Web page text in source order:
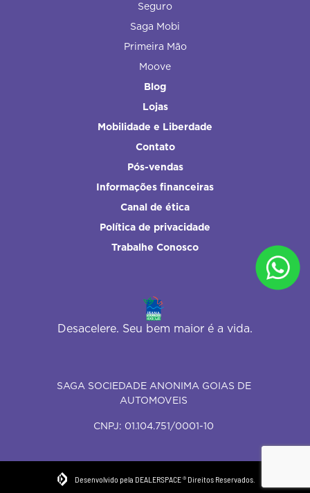
Seguro
Saga Mobi
Primeira Mão
Moove
Blog
Lojas
Mobilidade e Liberdade
Contato
Pós-vendas
Informações financeiras
Canal de ética
Política de privacidade
Trabalhe Conosco
Desacelere. Seu bem maior é a vida.
SAGA SOCIEDADE ANONIMA GOIAS DE
AUTOMOVEIS
CNPJ: 01.104.751/0001-10
Desenvolvido pela DEALERSPACE ® Direitos Reservados.